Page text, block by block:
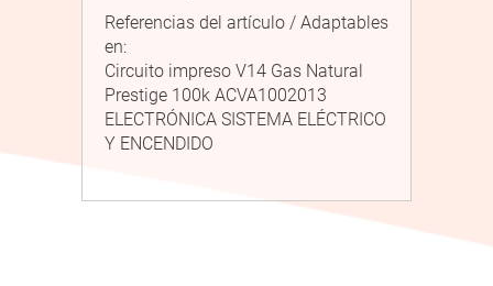
Referencias del artículo / Adaptables
en:
Circuito impreso V14 Gas Natural
Prestige 100k ACVA1002013
ELECTRÓNICA SISTEMA ELÉCTRICO
Y ENCENDIDO